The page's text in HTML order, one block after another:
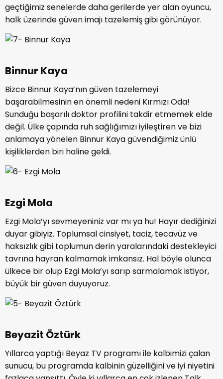
geçtiğimiz senelerde daha gerilerde yer alan oyuncu,
halk üzerinde güven imajı tazelemiş gibi görünüyor.
Binnur Kaya
Bizce Binnur Kaya’nın güven tazelemeyi
başarabilmesinin en önemli nedeni Kırmızı Oda!
Sunduğu başarılı doktor profilini takdir etmemek elde
değil. Ülke çapında ruh sağlığımızı iyileştiren ve bizi
anlamaya yönelen Binnur Kaya güvendiğimiz ünlü
kişiliklerden biri haline geldi.
Ezgi Mola
Ezgi Mola’yı sevmeyeniniz var mı ya hu! Hayır dediğinizi
duyar gibiyiz. Toplumsal cinsiyet, taciz, tecavüz ve
haksızlık gibi toplumun derin yaralarındaki destekleyici
tavrına hayran kalmamak imkansız. Hal böyle olunca
ülkece bir olup Ezgi Mola’yı sarıp sarmalamak istiyor,
büyük bir güven duyuyoruz.
Beyazit Öztürk
Yıllarca yaptığı Beyaz TV programı ile kalbimizi çalan
sunucu, bu programda kalbinin güzelliğini ve iyi niyetini